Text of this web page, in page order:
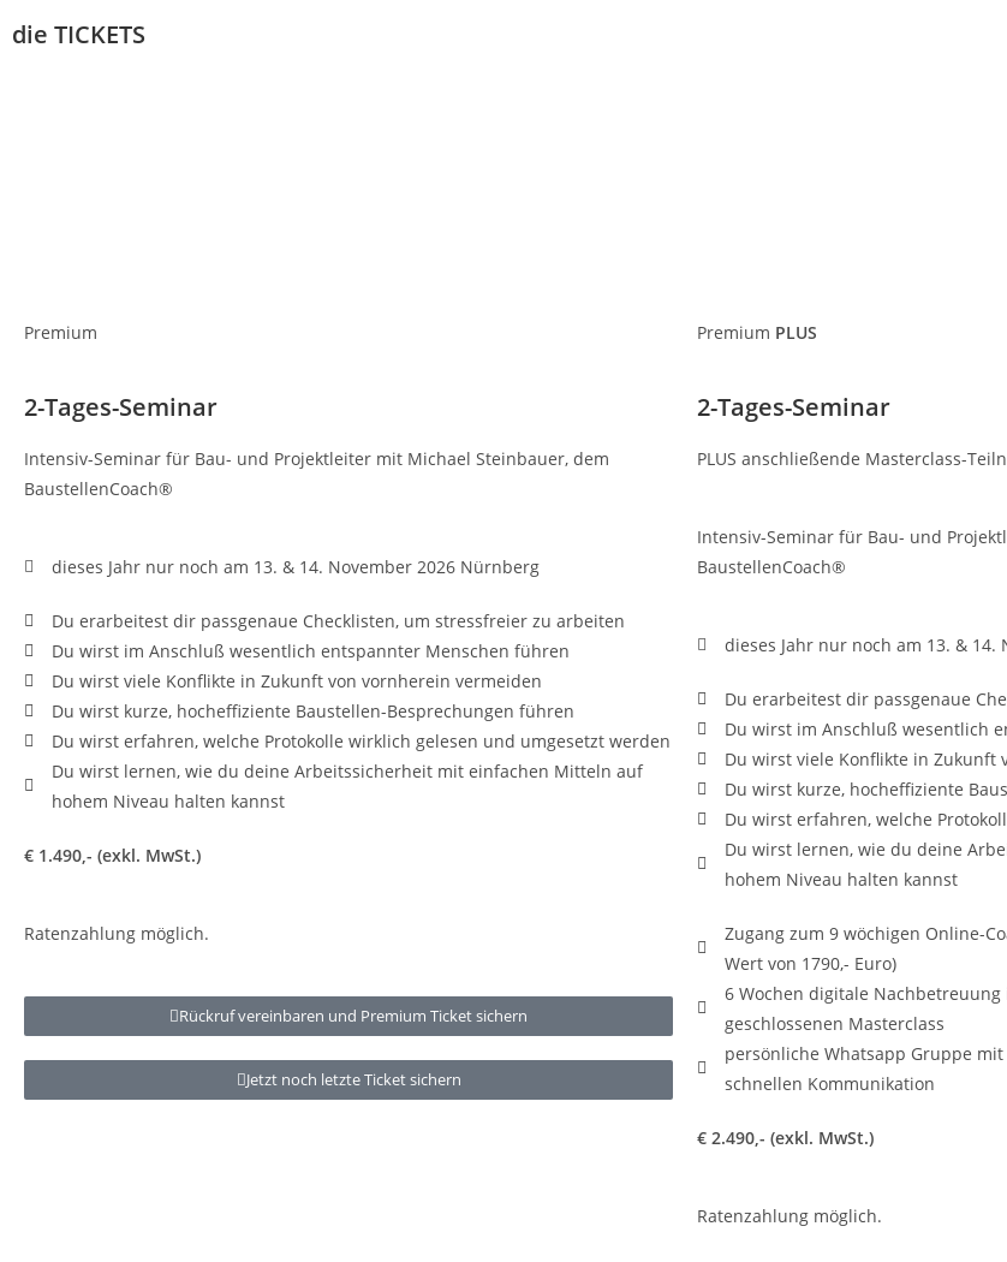
die TICKETS
Premium
2-Tages-Seminar
Intensiv-Seminar für Bau- und Projektleiter mit Michael Steinbauer, dem
BaustellenCoach®
dieses Jahr nur noch am 13. & 14. November 2026 Nürnberg
Du erarbeitest dir passgenaue Checklisten, um stressfreier zu arbeiten
Du wirst im Anschluß wesentlich entspannter Menschen führen
Du wirst viele Konflikte in Zukunft von vornherein vermeiden
Du wirst kurze, hocheffiziente Baustellen-Besprechungen führen
Du wirst erfahren, welche Protokolle wirklich gelesen und umgesetzt werden
Du wirst lernen, wie du deine Arbeitssicherheit mit einfachen Mitteln auf
hohem Niveau halten kannst
€ 1.490,- (exkl. MwSt.)
Ratenzahlung möglich.
Rückruf vereinbaren und Premium Ticket sichern
Jetzt noch letzte Ticket sichern
Premium PLUS
2-Tages-Seminar
PLUS anschließende Masterclass-
Intensiv-Seminar für Bau- und
BaustellenCoach®
dieses Jahr nur noch am 13. &
Du erarbeitest dir passgenaue
Du wirst im Anschluß wesentlich
Du wirst viele Konflikte in Zukunft
Du wirst kurze, hocheffiziente
Du wirst erfahren, welche
Du wirst lernen, wie du deine
hohem Niveau halten kannst
Zugang zum 9 wöchigen Online-
Wert von 1790,- Euro)
6 Wochen digitale
geschlossenen Masterclass
persönliche Whatsapp Gruppe
schnellen Kommunikation
€ 2.490,- (exkl. MwSt.)
Ratenzahlung möglich.